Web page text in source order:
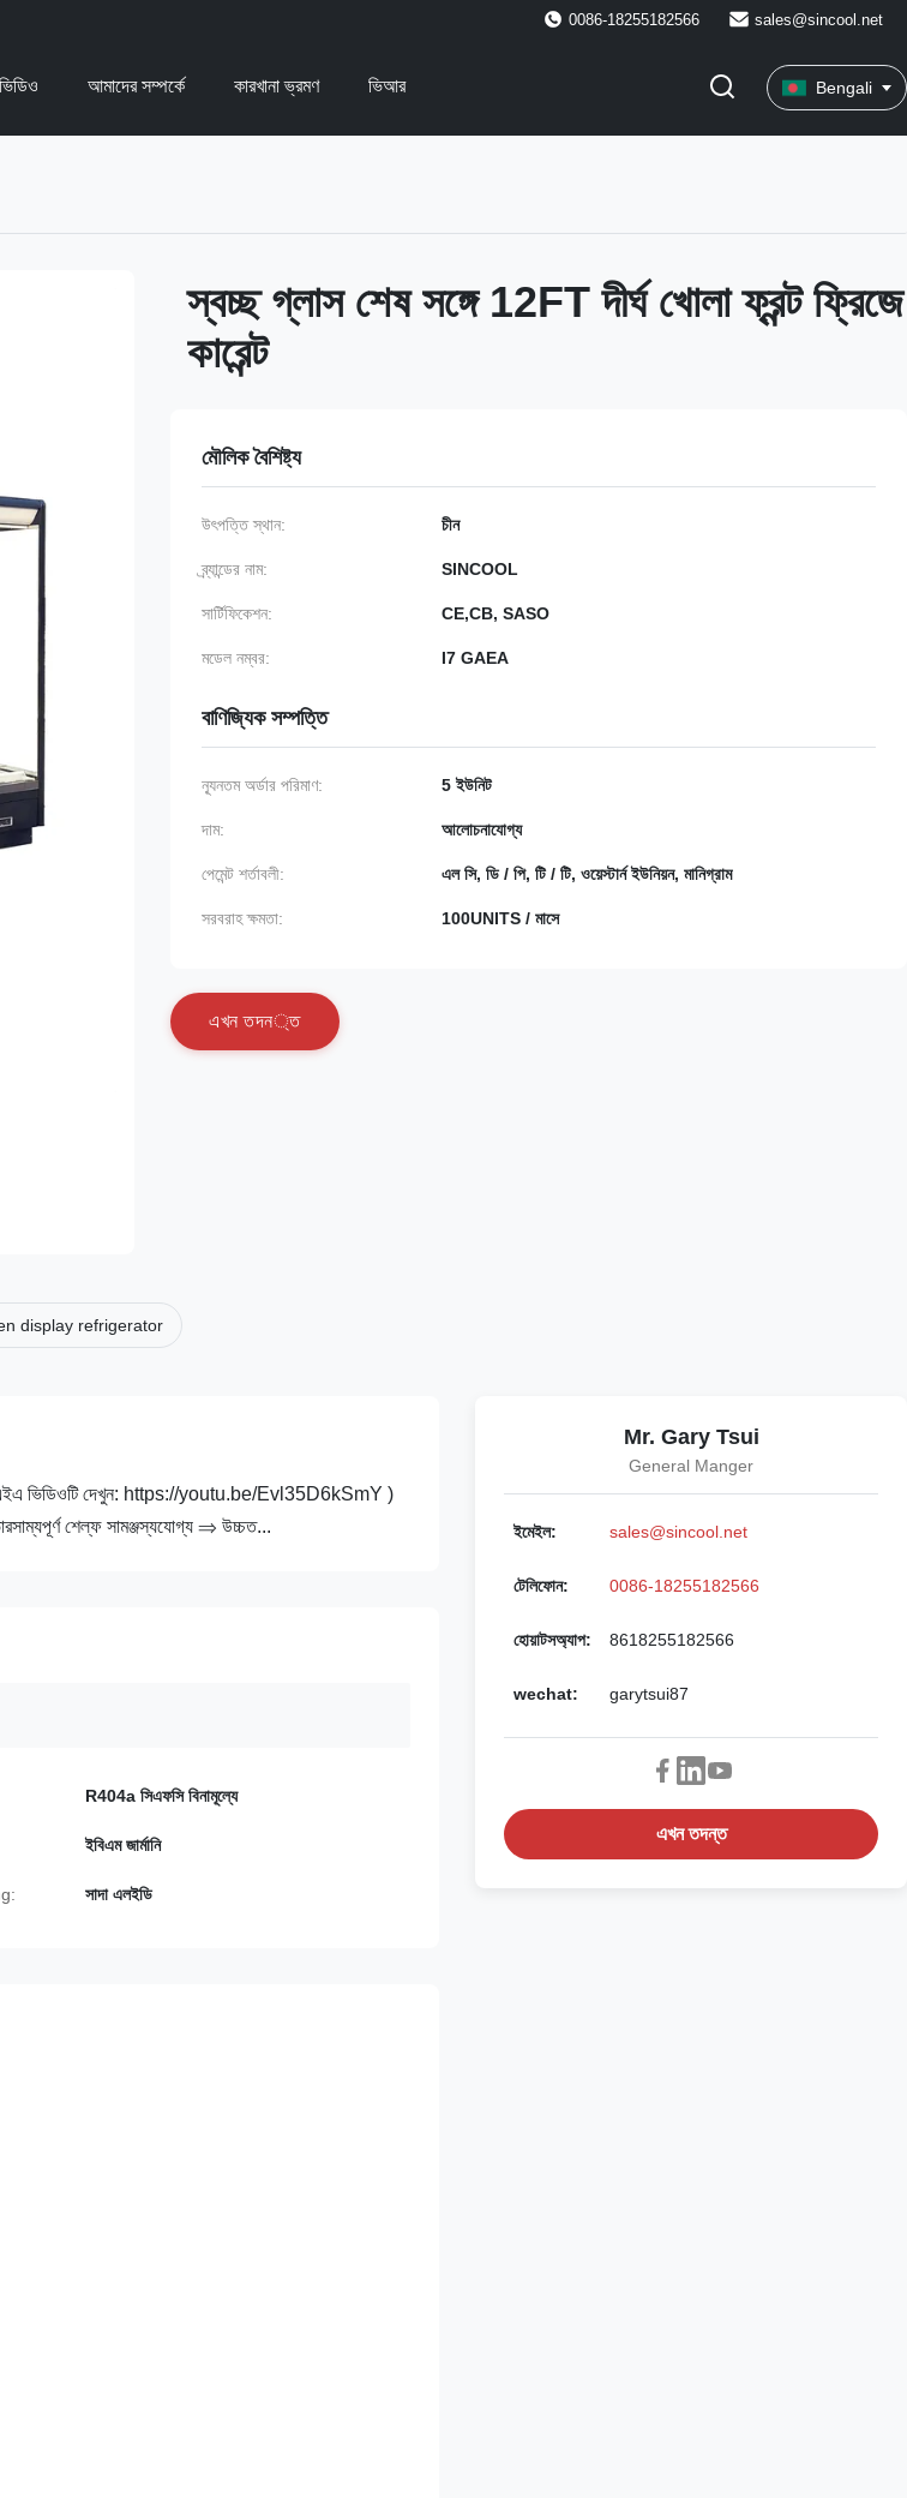
0086-18255182566 sales@sincool.net
ভিডিও আমাদের সম্পর্কে কারখানা ভ্রমণ ভিআর Bengali
স্বচ্ছ গ্লাস শেষ সঙ্গে 12FT দীর্ঘ খোলা ফ্রন্ট ফ্রিজে
কারেন্ট
মৌলিক বৈশিষ্ট্য
উৎপত্তি স্থান: চীন
ব্র্যান্ডের নাম: SINCOOL
সার্টিফিকেশন: CE,CB, SASO
মডেল নম্বর: I7 GAEA
বাণিজ্যিক সম্পত্তি
ন্যূনতম অর্ডার পরিমাণ: 5 ইউনিট
দাম: আলোচনাযোগ্য
পেমেন্ট শর্তাবলী: এল সি, ডি / পি, টি / টি, ওয়েস্টার্ন ইউনিয়ন, মানিগ্রাম
সরবরাহ ক্ষমতা: 100UNITS / মাসে
এখন তদন্ত
display refrigerator
জিএইএ ভিডিওটি দেখুন: https://youtu.be/Evl35D6kSmY )
শেল্ফ সামঞ্জস্যযোগ্য ⇒ উচ্চত...
R404a সিএফসি বিনামূল্যে
ইবিএম জার্মানি
সাদা এলইডি
Mr. Gary Tsui
General Manger
ইমেইল: sales@sincool.net
টেলিফোন: 0086-18255182566
হোয়াটসঅ্যাপ: 8618255182566
wechat: garytsui87
এখন তদন্ত